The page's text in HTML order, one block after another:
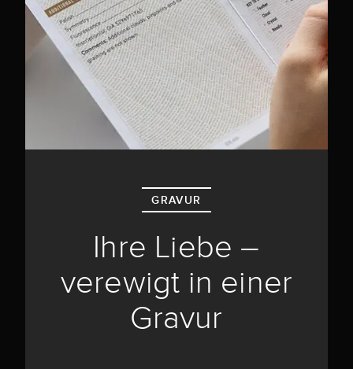
GRAVUR
Ihre Liebe –
verewigt in einer
Gravur